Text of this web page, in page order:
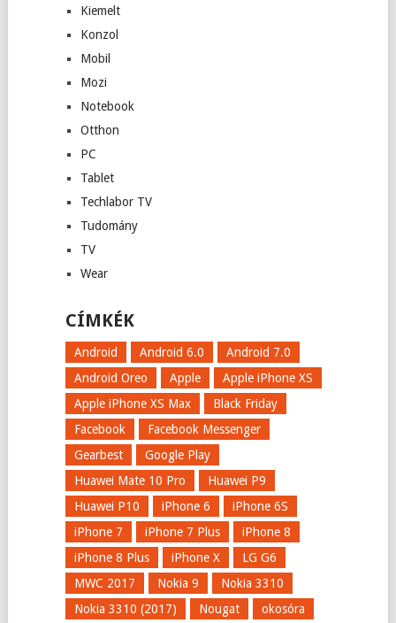
Kiemelt
Konzol
Mobil
Mozi
Notebook
Otthon
PC
Tablet
Techlabor TV
Tudomány
TV
Wear
CÍMKÉK
Android Android 6.0
Android 7.0
Android Oreo
Apple
Apple iPhone XS
Apple iPhone XS Max
Black Friday
Facebook
Facebook Messenger
Gearbest
Google Play
Huawei Mate 10 Pro
Huawei P9
Huawei P10
iPhone 6
iPhone 6S
iPhone 7
iPhone 7 Plus
iPhone 8
iPhone 8 Plus
iPhone X
LG G6
MWC 2017
Nokia 9
Nokia 3310
Nokia 3310 (2017)
Nougat
okosóra